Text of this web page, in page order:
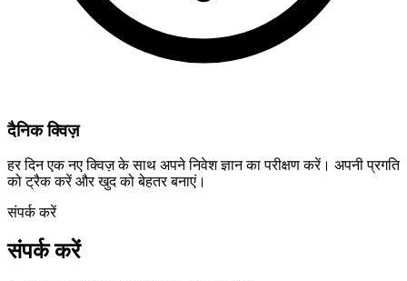
दैनिक क्विज़
हर दिन एक नए क्विज़ के साथ अपने निवेश ज्ञान का परीक्षण करें। अपनी प्रगति
को ट्रैक करें और खुद को बेहतर बनाएं।
संपर्क करें
संपर्क करें